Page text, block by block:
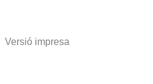
Versió impresa